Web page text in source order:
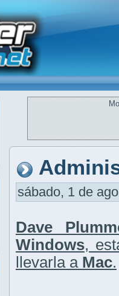
sábado, 1 de
Dave
Windows,
llevarla a Mac.